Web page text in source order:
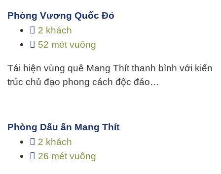
Phòng Vương Quốc Đỏ
2 khách
52 mét vuông
Tái hiện vùng quê Mang Thít thanh bình với kiến
trúc chủ đạo phong cách độc đáo…
Phòng Dấu ấn Mang Thít
2 khách
26 mét vuông